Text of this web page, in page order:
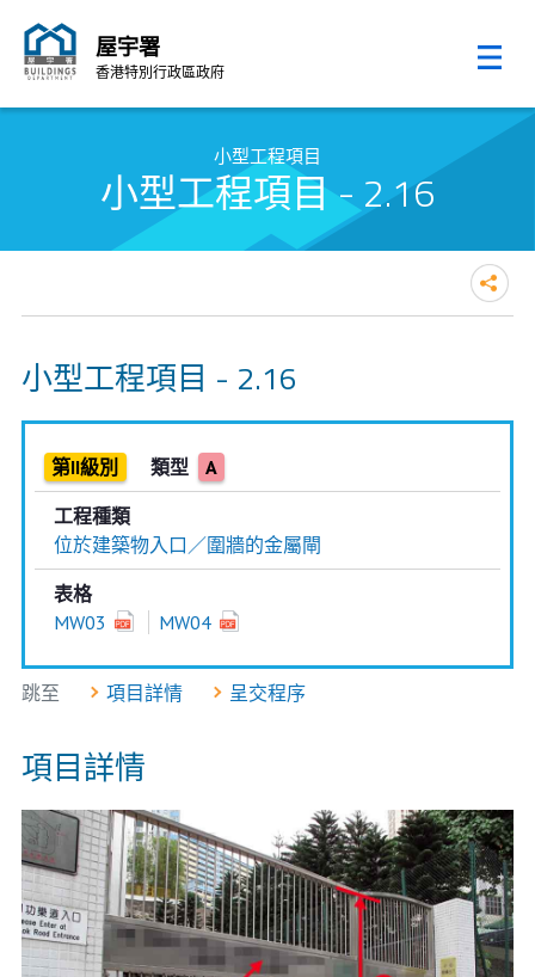
屋宇署
香港特別行政區政府
小型工程項目
小型工程項目 - 2.16
小型工程項目 - 2.16
第II級別 類型 A
工程種類
位於建築物入口／圍牆的金屬閘
表格
MW03
MW04
跳至 項目詳情 呈交程序
項目詳情